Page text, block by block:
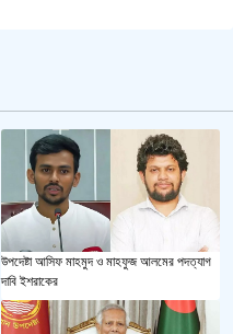
উপদেষ্টা আসিফ মাহমুদ ও মাহফুজ আলমের পদত্যাগ
দাবি ইশরাকের